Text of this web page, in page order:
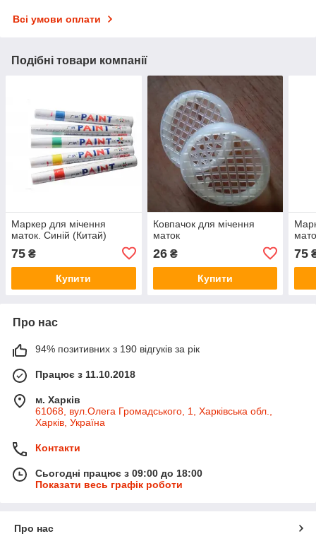
Всі умови оплати
Подібні товари компанії
Маркер для мічення
маток. Синій (Китай)
75 ₴
Купити
Ковпачок для мічення
маток
26₴
Купити
75
Про нас
94% позитивних з 190 відгуків за рік
Працює з 11.10.2018
м. Харків
61068, вул.Олега Громадського, 1, Харківська обл.,
Харків, Україна
Контакти
Сьогодні працює з 09:00 до 18:00
Показати весь графік роботи
Про нас